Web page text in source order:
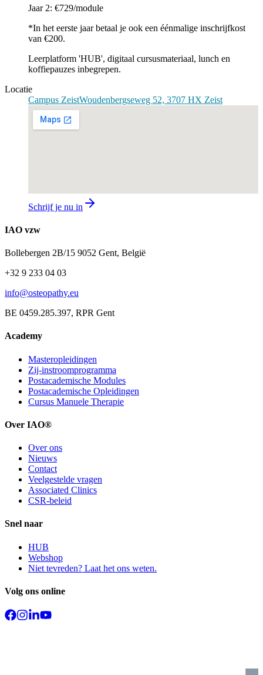
Jaar 2: €729/module
*In het eerste jaar betaal je ook een éénmalige inschrijfkost
van €200.
Leerplatform 'HUB', digitaal cursusmateriaal, lunch en
koffiepauzes inbegrepen.
Locatie
Campus ZeistWoudenbergseweg 52, 3707 HX Zeist
Schrijf je nu in
IAO vzw
Bollebergen 2B/15 9052 Gent, België
+32 9 233 04 03
info@osteopathy.eu
BE 0459.285.397, RPR Gent
Academy
Masteropleidingen
Zij-instroomprogramma
Postacademische Modules
Postacademische Opleidingen
Cursus Manuele Therapie
Over IAO®
Over ons
Nieuws
Contact
Veelgestelde vragen
Associated Clinics
CSR-beleid
Snel naar
HUB
Webshop
Niet tevreden? Laat het ons weten.
Volg ons online